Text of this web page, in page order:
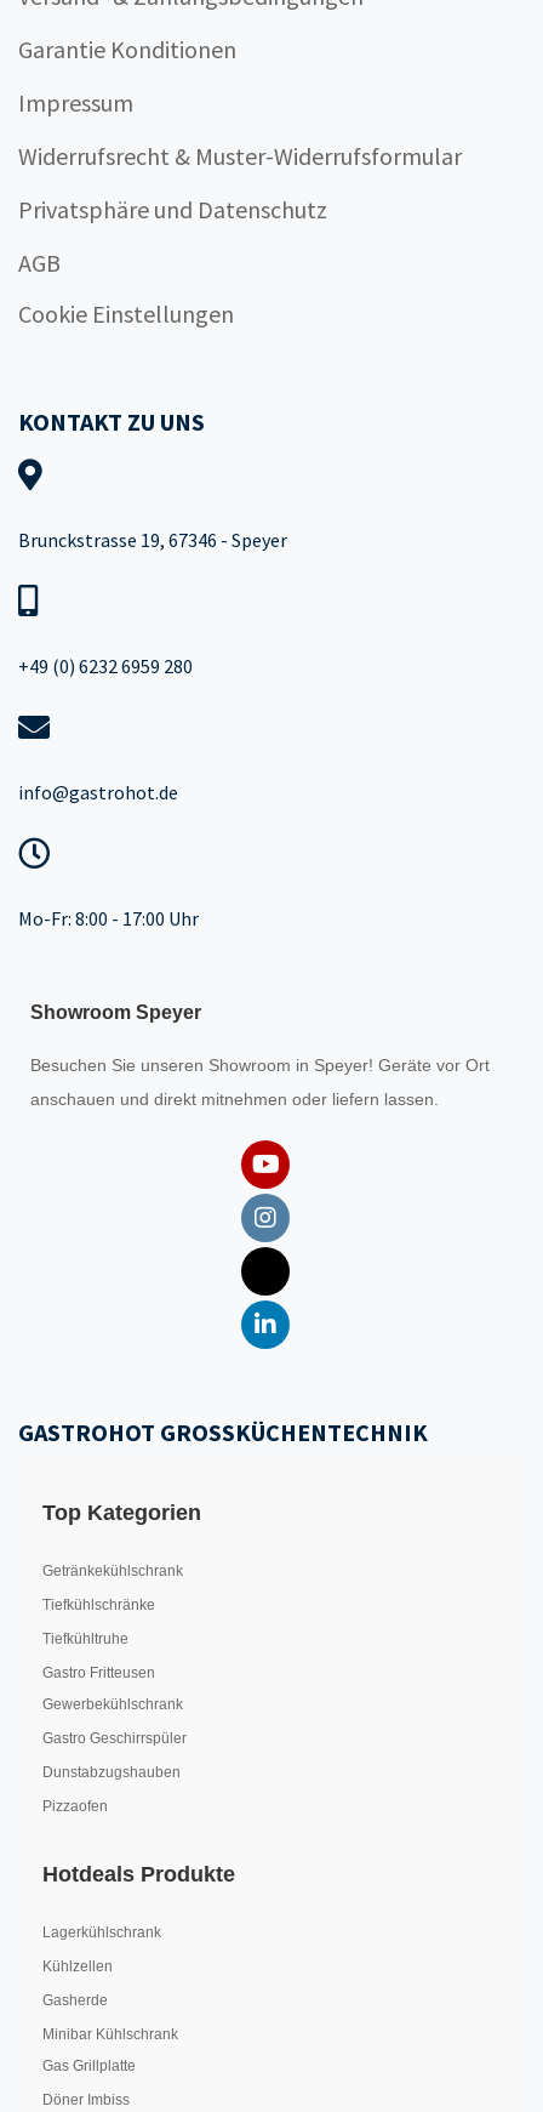
Garantie Konditionen
Impressum
Widerrufsrecht & Muster-Widerrufsformular
Privatsphäre und Datenschutz
AGB
Cookie Einstellungen
KONTAKT ZU UNS
Brunckstrasse 19, 67346 - Speyer
+49 (0) 6232 6959 280
info@gastrohot.de
Mo-Fr: 8:00 - 17:00 Uhr
Showroom Speyer
Besuchen Sie unseren Showroom in Speyer! Geräte vor Ort
anschauen und direkt mitnehmen oder liefern lassen.
GASTROHOT GROSSKÜCHENTECHNIK
Top Kategorien
Getränkekühlschrank
Tiefkühlschränke
Tiefkühltruhe
Gastro Fritteusen
Gewerbekühlschrank
Gastro Geschirrspüler
Dunstabzugshauben
Pizzaofen
Hotdeals Produkte
Lagerkühlschrank
Kühlzellen
Gasherde
Minibar Kühlschrank
Gas Grillplatte
Döner Imbiss